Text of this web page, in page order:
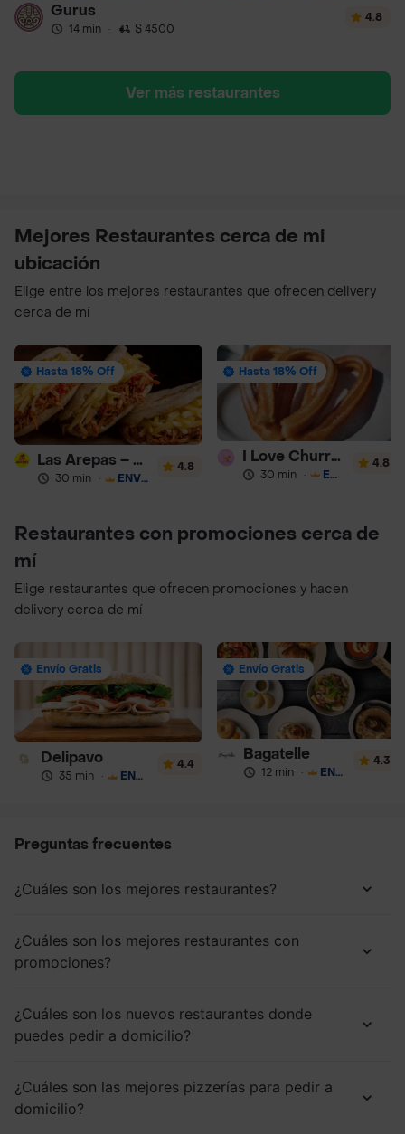
Gurus
14 min · $ 4500
4.8
Ver más restaurantes
Mejores Restaurantes cerca de mi
ubicación
Elige entre los mejores restaurantes que ofrecen delivery
cerca de mí
Hasta 18% Off
Las Arepas – Arepas Rellenas
30 min · ENVÍO GRATIS
4.8
Hasta 18% Off
I Love Churros 95
30 min · ENVÍO GRATIS
4.8
Restaurantes con promociones cerca de
mí
Elige restaurantes que ofrecen promociones y hacen
delivery cerca de mí
Envío Gratis
Delipavo
35 min · ENVÍO GRATIS
4.4
Envío Gratis
Bagatelle
12 min · ENVÍO GRATIS
4.3
Preguntas frecuentes
¿Cuáles son los mejores restaurantes?
¿Cuáles son los mejores restaurantes con
promociones?
¿Cuáles son los nuevos restaurantes donde
puedes pedir a domicilio?
¿Cuáles son las mejores pizzerías para pedir a
domicilio?